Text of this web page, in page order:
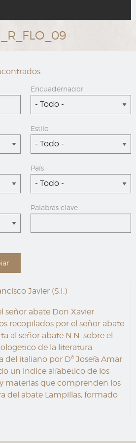
Encuadernador
- Todo -
Estilo
- Todo -
País
- Todo -
Palabras clave
Javier (S.I.)
señor abate Don Xavier
recopilados por el señor abate
al señor abate N.N. sobre el
de la literatura
del italiano por Dª Josefa Amar
un indice alfabetico de los
materias que comprenden los
del abate Lampillas, formado